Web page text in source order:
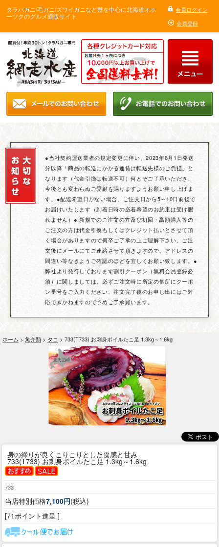
タラバガニ/毛ガニ/ズワイガニなど蟹を中心に北海道オホ
ーツクのグルメ通販サイト
会員ログイン
会員登録
●当社契約運送業者の規定変更に伴い、2023年6月1日発送
分以降「商品の転送にかかる運賃は転送先様のご負担」と
なります（代金引換は転送不可）何とぞご了承いただき、
今後とも変わらぬご愛顧を賜りますようお願い申し上げま
す。●配達希望日がない場合、ご注文日から5～10日前後で
お届けいたします（到着日時の必着希望のお約束は受け賜
れません）● 新規でのご注文の方及び初回・高額購入等の
ご注文の方は代金引換もしくはクレジット払いとさせて頂
く場合がありますので何卒ご了承の上ご理解下さい。ご注
文後にメールにてご連絡させて頂きますので、アドレスの
間違い等なきようご確認のほどを宜しくお願い致します。●
弊社より発行しております割引クーポン（無料会員登録必
須）に関しましては、必ずご注文時に所定の個所にクーポ
ン番号をご入力ください。注文完了後のお申し出にはご対
応できかねますので予めご了承願います。
ホーム > 魚介類 > タコ > 733(T733) お刺身ボイルたこ足 1.3kg～1.6kg
身の締りが良くこりこりとした食感と甘み
733(T733) お刺身ボイルたこ足 1.3kg～1.6kg
733
当店特別価格7,100円(税込)
[71ポイント進呈 ]